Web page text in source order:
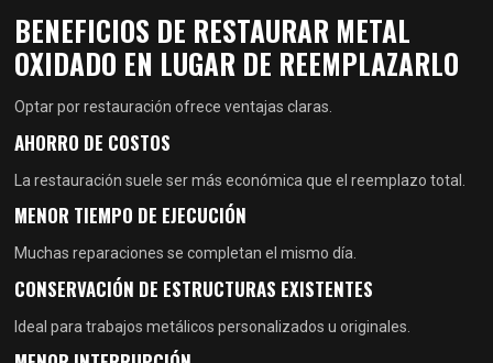
BENEFICIOS DE RESTAURAR METAL
OXIDADO EN LUGAR DE REEMPLAZARLO
Optar por restauración ofrece ventajas claras.
AHORRO DE COSTOS
La restauración suele ser más económica que el reemplazo total.
MENOR TIEMPO DE EJECUCIÓN
Muchas reparaciones se completan el mismo día.
CONSERVACIÓN DE ESTRUCTURAS EXISTENTES
Ideal para trabajos metálicos personalizados u originales.